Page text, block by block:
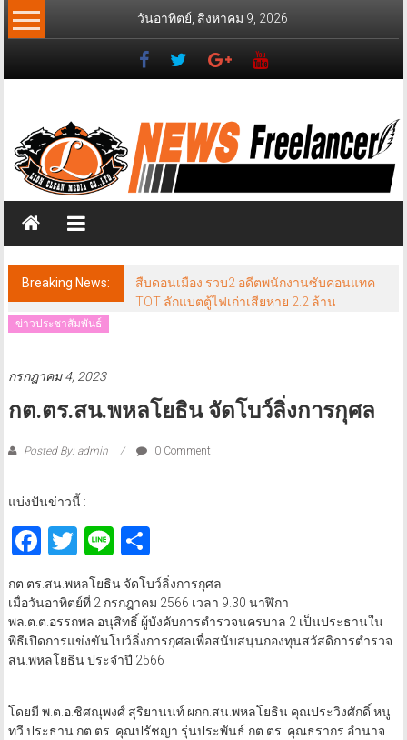
Skip
to
วันอาทิตย์, สิงหาคม 9, 2026
News
Freelancer
วส์
ฟรี
แลน
เซอร์
Breaking News:
สืบดอนเมือง รวบ2 อดีตพนักงานซับคอนแทค
TOT ลักแบตตู้ไฟเก่าเสียหาย 2.2 ล้าน
ข่าวประชาสัมพันธ์
กรกฎาคม 4, 2023
กต.ตร.สน.พหลโยธิน จัดโบว์ลิ่งการกุศล
Posted By: admin 0 Comment
แบ่งปันข่าวนี้ :
Facebook
Twitter
LineShare
กต.ตร.สน.พหลโยธิน จัดโบว์ลิ่งการกุศล
เมื่อวันอาทิตย์ที่ 2 กรกฎาคม 2566 เวลา 9.30 นาฬิกา
พล.ต.ต.อรรถพล อนุสิทธิ์ ผู้บังคับการตำรวจนครบาล 2 เป็นประธานใน
พิธีเปิดการแข่งขันโบว์ลิ่งการกุศลเพื่อสนับสนุนกองทุนสวัสดิการตำรวจ
สน.พหลโยธิน ประจำปี 2566
โดยมี พ.ต.อ.ชิศณุพงศ์ สุริยานนท์ ผกก.สน.พหลโยธิน คุณประวิงศักดิ์ หนู
ทวี ประธาน กต.ตร. คุณปรัชญา รุ่นประพันธ์ กต.ตร. คุณธรากร อำนาจ